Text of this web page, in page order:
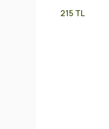
215 TL